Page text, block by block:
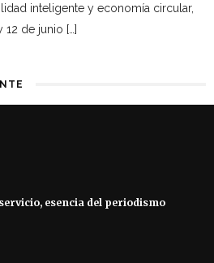
inteligente y economía circular,
de junio […]
esencia del periodismo